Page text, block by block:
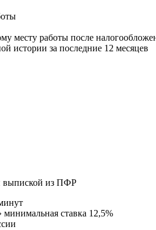
месту работы после
истории за последние 12 месяцев
выпиской из ПФР
ставка 12,5%